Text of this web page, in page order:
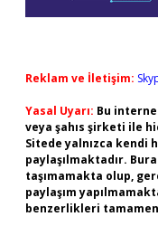
Reklam ve İletişim:
Yasal Uyarı: Bu
veya şahıs şirketi ile
Sitede yalnızca kendi
paylaşılmaktadır.
taşımamakta olup,
paylaşım
benzerlikleri